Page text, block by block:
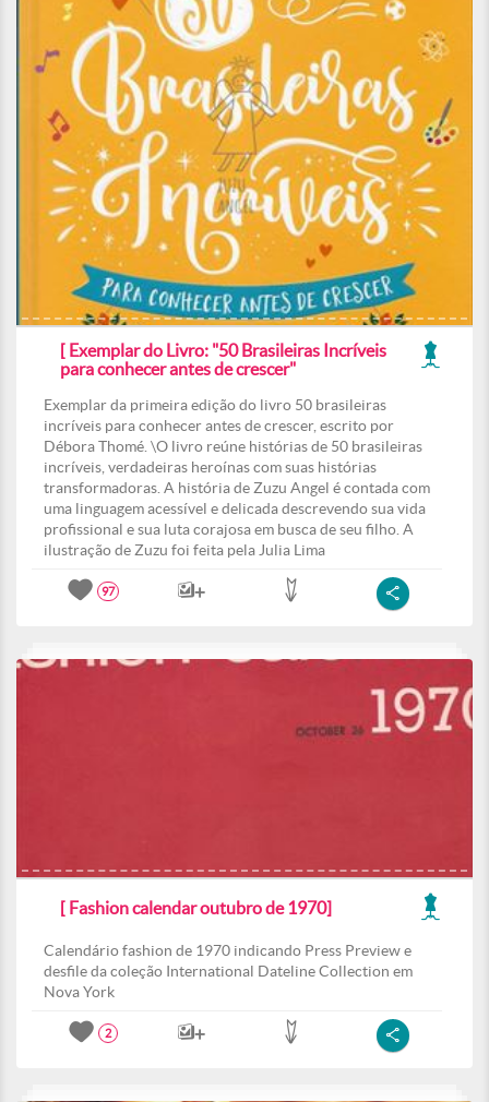
[ Exemplar do Livro: "50 Brasileiras Incríveis
para conhecer antes de crescer"
Exemplar da primeira edição do livro 50 brasileiras
incríveis para conhecer antes de crescer, escrito por
Débora Thomé. \O livro reúne histórias de 50 brasileiras
incríveis, verdadeiras heroínas com suas histórias
transformadoras. A história de Zuzu Angel é contada com
uma linguagem acessível e delicada descrevendo sua vida
profissional e sua luta corajosa em busca de seu filho. A
ilustração de Zuzu foi feita pela Julia Lima
97
[ Fashion calendar outubro de 1970]
Calendário fashion de 1970 indicando Press Preview e
desfile da coleção International Dateline Collection em
Nova York
2